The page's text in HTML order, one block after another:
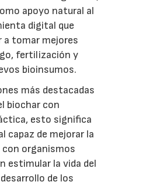
apoyo natural al
digital que
a tomar mejores
fertilización y
bioinsumos.
más destacadas
biochar con
esto significa
capaz de mejorar la
organismos
estimular la vida del
de los